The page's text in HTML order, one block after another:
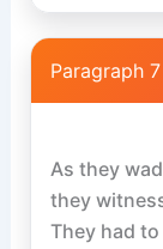
Paragraph
As they
they
They had